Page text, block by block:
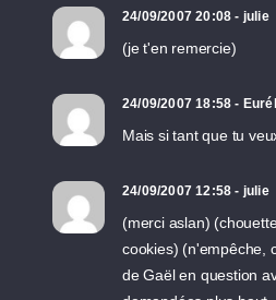
24/09/2007 20:08 - julie
(je t'en remercie)
24/09/2007 18:58 -
Mais si tant que tu
24/09/2007 12:58 - julie
(merci aslan)
cookies) (n'empêche,
de Gaël en question